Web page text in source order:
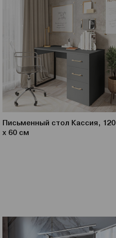
Письменный стол Кассия, 120
х 60 см